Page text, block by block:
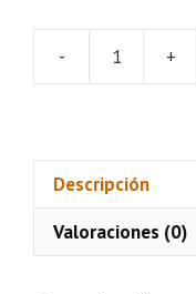
- +
Descripción
Valoraciones (0)